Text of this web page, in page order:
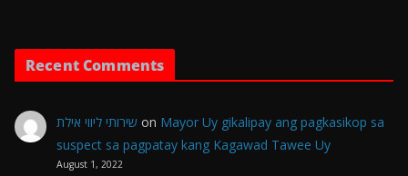
Recent Comments
שירותי ליווי אילת on Mayor Uy gikalipay ang pagkasikop sa
suspect sa pagpatay kang Kagawad Tawee Uy
August 1, 2022